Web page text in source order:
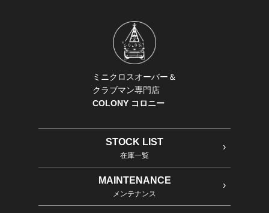
ミニクロスオーバー＆
クラブマン専門店
COLONY コロニー
STOCK LIST
在庫一覧
MAINTENANCE
メンテナンス